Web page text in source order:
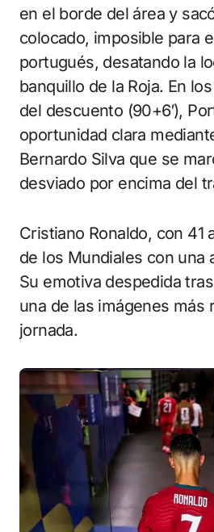
en el borde del área y
colocado, imposible para
portugués, desatando la
banquillo de la Roja. En
del descuento (90+6′),
oportunidad clara
Bernardo Silva que se
desviado por encima del
Cristiano Ronaldo, con 41
de los Mundiales con una
Su emotiva despedida
una de las imágenes más
jornada.